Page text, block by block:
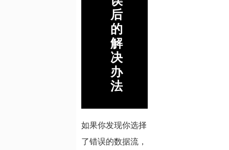
后
的
解
决
办
法
如果你发现你选择
了错误的数据流，